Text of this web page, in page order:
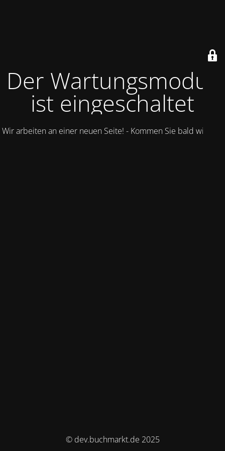
Der Wartungsmodus
ist eingeschaltet
Wir arbeiten an einer neuen Seite! - Kommen Sie bald wieder.
© dev.buchmarkt.de 2025